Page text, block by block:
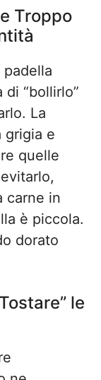
Troppo
“bollirlo”
La
grigia e
quelle
carne in
è piccola.
dorato
le